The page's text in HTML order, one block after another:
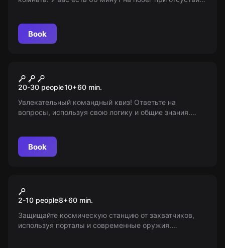
Book
Квиз
20-30 people10+60 min.
Увлекательный командный квиз! Ответьте на
вопросы, используя свою логику и общие знания.
Book
Space Battle
2-10 people8+60 min.
Защищайте космическую станцию от захватчиков,
используя порталы и современные оружия.